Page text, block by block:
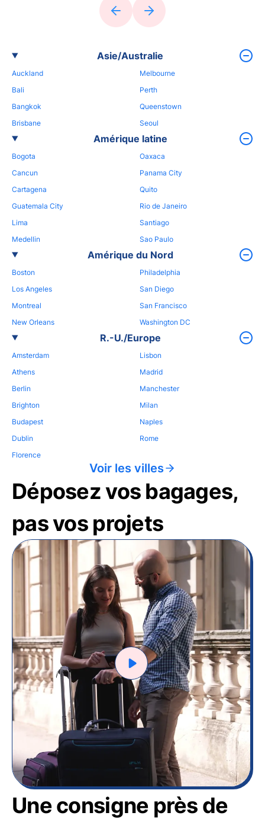
Asie/Australie
Auckland
Bali
Bangkok
Brisbane
Melbourne
Perth
Queenstown
Seoul
Amérique latine
Bogota
Cancun
Cartagena
Guatemala City
Lima
Medellin
Oaxaca
Panama City
Quito
Rio de Janeiro
Santiago
Sao Paulo
Amérique du Nord
Boston
Los Angeles
Montreal
New Orleans
Philadelphia
San Diego
San Francisco
Washington DC
R.-U./Europe
Amsterdam
Athens
Berlin
Brighton
Budapest
Dublin
Florence
Lisbon
Madrid
Manchester
Milan
Naples
Rome
Voir les villes
Déposez vos bagages,
pas vos projets
Une consigne près de